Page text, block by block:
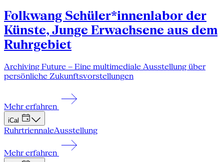
Folkwang Schüler*innenlabor der
Künste, Junge Erwachsene aus dem
Ruhrgebiet
Archiving Future – Eine multimediale Ausstellung über
persönliche Zukunftsvorstellungen
Mehr erfahren
iCal
RuhrtriennaleAusstellung
Mehr erfahren